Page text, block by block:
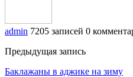
admin 7205 записей 0
Предыдущая запись
Баклажаны в аджике на зиму